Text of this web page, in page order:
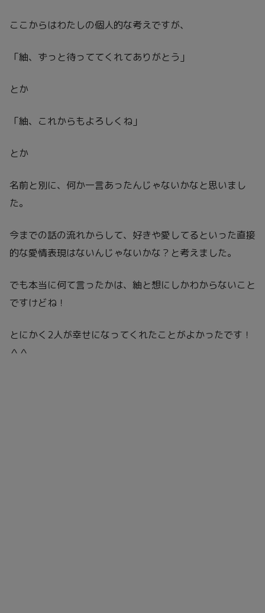
ここからはわたしの個人的な考えですが、
「紬、ずっと待っててくれてありがとう」
とか
「紬、これからもよろしくね」
とか
名前と別に、何か一言あったんじゃないかなと思いまし
た。
今までの話の流れからして、好きや愛してるといった直接
的な愛情表現はないんじゃないかな？と考えました。
でも本当に何て言ったかは、紬と想にしかわからないこと
ですけどね！
とにかく2人が幸せになってくれたことがよかったです！
＾＾